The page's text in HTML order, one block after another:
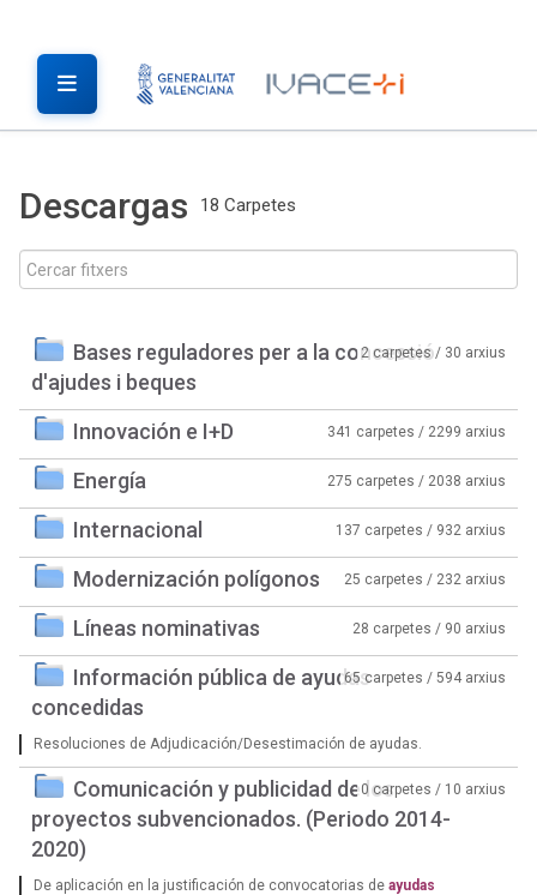
Descargas 18 Carpetes
Bases reguladores per a la concessió
d'ajudes i beques
2 carpetes / 30 arxius
Innovación e I+D 341 carpetes / 2299 arxius
Energía 275 carpetes / 2038 arxius
Internacional 137 carpetes / 932 arxius
Modernización polígonos 25 carpetes / 232 arxius
Líneas nominativas 28 carpetes / 90 arxius
Información pública de ayudas
concedidas
65 carpetes / 594 arxius
Resoluciones de Adjudicación/Desestimación de ayudas.
Comunicación y publicidad de los
proyectos subvencionados. (Periodo 2014-
2020)
0 carpetes / 10 arxius
De aplicación en la justificación de convocatorias de ayudas